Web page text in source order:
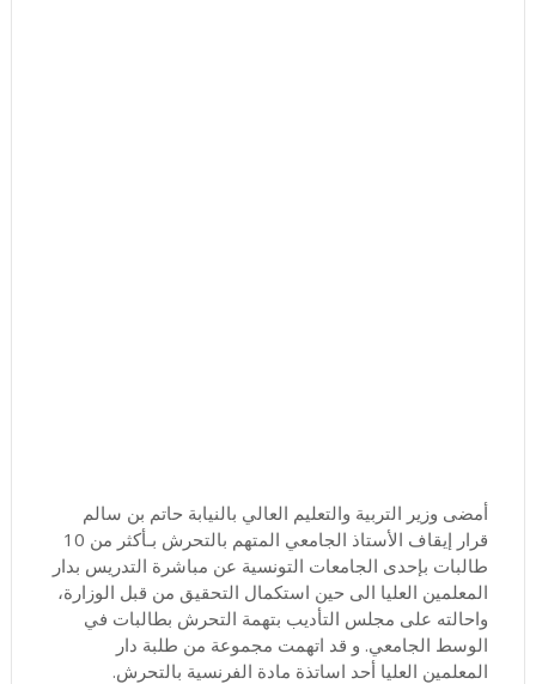
أمضى وزير التربية والتعليم العالي بالنيابة حاتم بن سالم
قرار إيقاف الأستاذ الجامعي المتهم بالتحرش بـأكثر من 10
طالبات بإحدى الجامعات التونسية عن مباشرة التدريس بدار
المعلمين العليا الى حين استكمال التحقيق من قبل الوزارة،
واحالته على مجلس التأديب بتهمة التحرش بطالبات في
الوسط الجامعي. و قد اتهمت مجموعة من طلبة دار
المعلمين العليا أحد اساتذة مادة الفرنسية بالتحرش.